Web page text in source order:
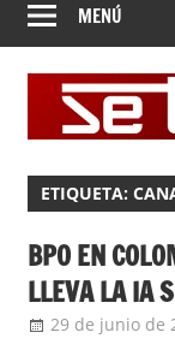
MENÚ
ETIQUETA:
BPO EN
LLEVA LA IA
29 de junio de